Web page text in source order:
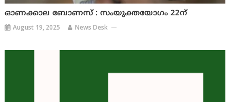
ഓണക്കാല ബോണസ് : സംയുക്തയോഗം 22ന്
August 19, 2025 News Desk